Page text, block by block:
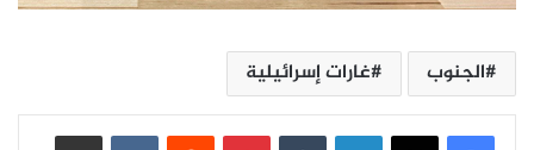
الجنوب غارات إسرائيلية
لينكدإن بينتيريست
مشاركة عبر البريد